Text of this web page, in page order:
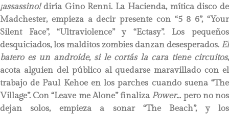
¡assassino!diría Gino Renni. La Hacienda, mítica disco de
Madchester, empieza a decir presente con “5 8 6”, “Your
Silent Face”, “Ultraviolence” y “Ectasy”. Los pequeños
desquiciados, los malditos zombies danzan desesperados. El
batero es un androide, si le cortás la cara tiene circuitos,
acota alguien del público al quedarse maravillado con el
trabajo de Paul Kehoe en los parches cuando suena “The
Village”. Con “Leave me Alone” finaliza Power… pero no nos
dejan solos, empieza a sonar “The Beach”, y los